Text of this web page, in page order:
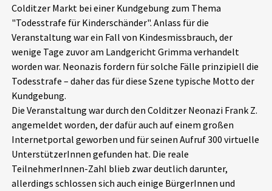
Leipziger Zustände
Schlaglichter
Phänomene
Aktuelles
Alle Beiträge
Veranstaltungen
Über uns
Colditzer Markt bei einer Kundgebung zum Thema
"Todesstrafe für Kinderschänder". Anlass für die
Veranstaltung war ein Fall von Kindesmissbrauch, der
wenige Tage zuvor am Landgericht Grimma verhandelt
worden war. Neonazis fordern für solche Fälle prinzipiell die
Todesstrafe – daher das für diese Szene typische Motto der
Kundgebung.
Die Veranstaltung war durch den Colditzer Neonazi Frank Z.
angemeldet worden, der dafür auch auf einem großen
Internetportal geworben und für seinen Aufruf 300 virtuelle
UnterstützerInnen gefunden hat. Die reale
TeilnehmerInnen-Zahl blieb zwar deutlich darunter,
allerdings schlossen sich auch einige BürgerInnen und